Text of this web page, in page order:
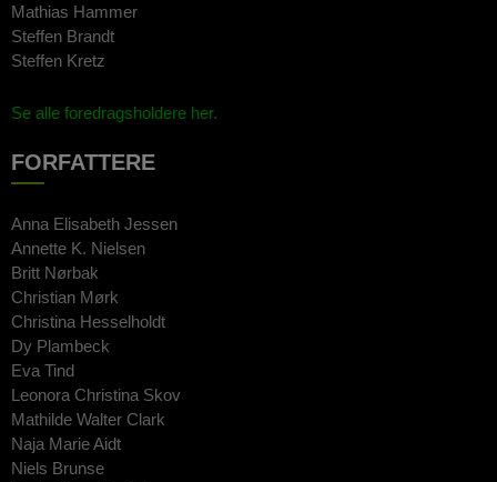
Mathias Hammer
Steffen Brandt
Steffen Kretz
Se alle foredragsholdere her.
FORFATTERE
Anna Elisabeth Jessen
Annette K. Nielsen
Britt Nørbak
Christian Mørk
Christina Hesselholdt
Dy Plambeck
Eva Tind
Leonora Christina Skov
Mathilde Walter Clark
Naja Marie Aidt
Niels Brunse